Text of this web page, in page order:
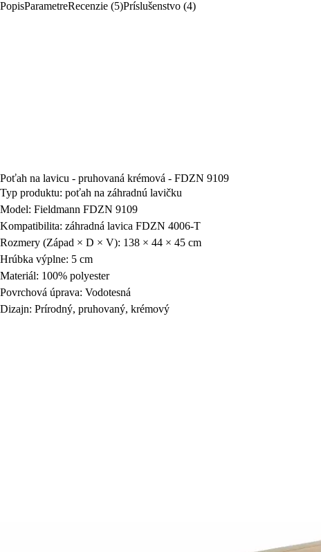
PopisParametreRecenzie (5)Príslušenstvo (4)
Poťah na lavicu - pruhovaná krémová - FDZN 9109
Typ produktu: poťah na záhradnú lavičku
Model: Fieldmann FDZN 9109
Kompatibilita: záhradná lavica FDZN 4006-T
Rozmery (Západ × D × V): 138 × 44 × 45 cm
Hrúbka výplne: 5 cm
Materiál: 100% polyester
Povrchová úprava: Vodotesná
Dizajn: Prírodný, pruhovaný, krémový